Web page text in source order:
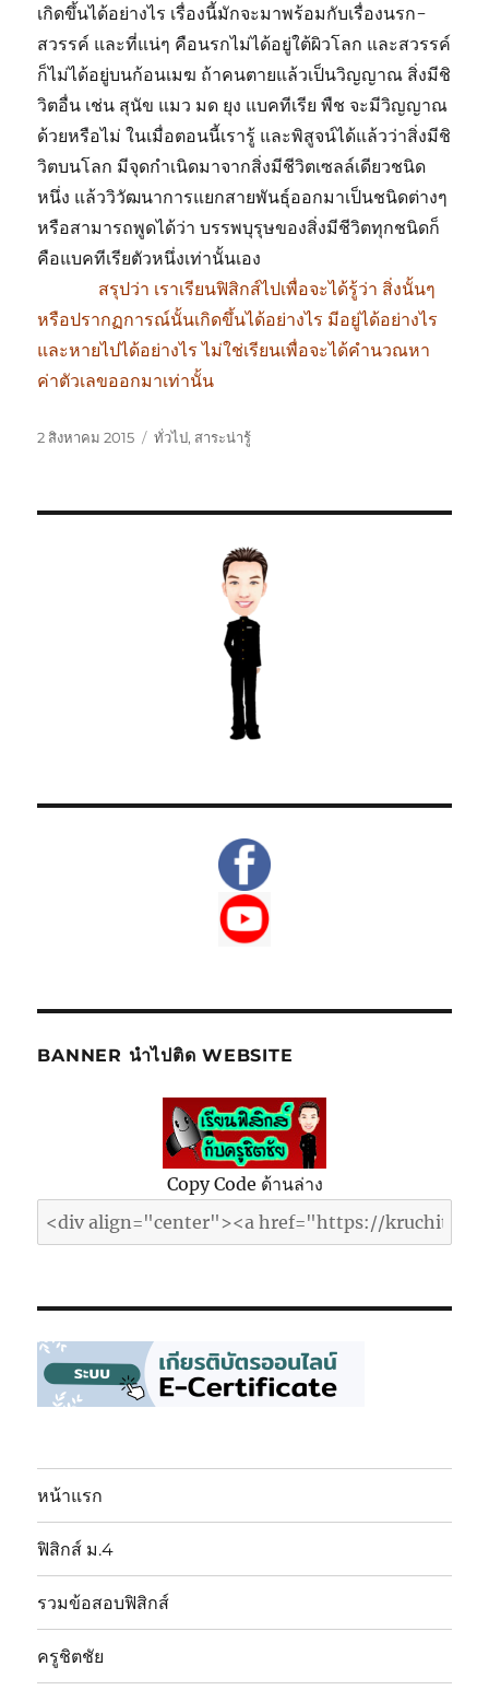
เกิดขึ้นได้อย่างไร เรื่องนี้มักจะมาพร้อมกับเรื่องนรก-
สวรรค์ และที่แน่ๆ คือนรกไม่ได้อยู่ใต้ผิวโลก และสวรรค์
ก็ไม่ได้อยู่บนก้อนเมฆ ถ้าคนตายแล้วเป็นวิญญาณ สิ่งมีชิ
วิตอื่น เช่น สุนัข แมว มด ยุง แบคทีเรีย พืช จะมีวิญญาณ
ด้วยหรือไม่ ในเมื่อตอนนี้เรารู้ และพิสูจน์ได้แล้วว่าสิ่งมีชิ
วิตบนโลก มีจุดกำเนิดมาจากสิ่งมีชีวิตเซลล์เดียวชนิด
หนึ่ง แล้ววิวัฒนาการแยกสายพันธุ์ออกมาเป็นชนิดต่างๆ
หรือสามารถพูดได้ว่า บรรพบุรุษของสิ่งมีชีวิตทุกชนิดก็
คือแบคทีเรียตัวหนึ่งเท่านั้นเอง
สรุปว่า เราเรียนฟิสิกส์ไปเพื่อจะได้รู้ว่า สิ่งนั้นๆ
หรือปรากฏการณ์นั้นเกิดขึ้นได้อย่างไร มีอยู่ได้อย่างไร
และหายไปได้อย่างไร ไม่ใช่เรียนเพื่อจะได้คำนวณหา
ค่าตัวเลขออกมาเท่านั้น
เขียน
2 สิงหาคม 2015
หมวด
ทั่วไป, สาระน่ารู้
BANNER นำไปติด WEBSITE
Copy Code ด้านล่าง
หน้าแรก
ฟิสิกส์ ม.4
รวมข้อสอบฟิสิกส์
ครูชิตชัย